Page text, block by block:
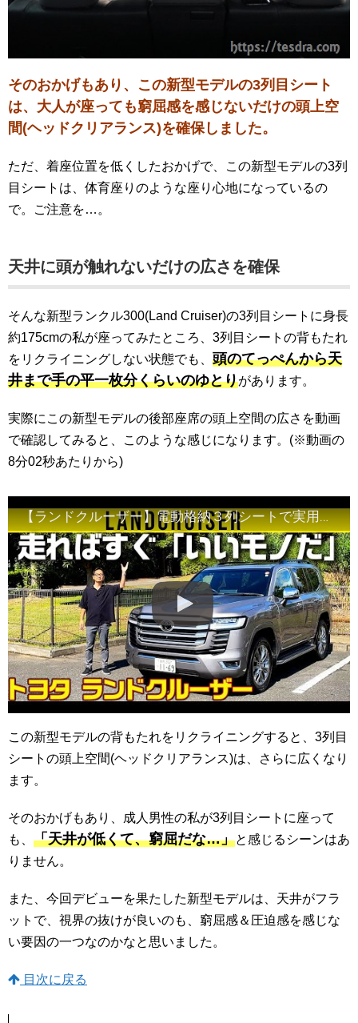
そのおかげもあり、この新型モデルの3列目シート
は、大人が座っても窮屈感を感じないだけの頭上空
間(ヘッドクリアランス)を確保しました。
ただ、着座位置を低くしたおかげで、この新型モデルの3列
目シートは、体育座りのような座り心地になっているの
で。ご注意を…。
天井に頭が触れないだけの広さを確保
そんな新型ランクル300(Land Cruiser)の3列目シートに身長
約175cmの私が座ってみたところ、3列目シートの背もたれ
をリクライニングしない状態でも、 頭のてっぺんから天
井まで手の平一枚分くらいのゆとりがあります。
実際にこの新型モデルの後部座席の頭上空間の広さを動画
で確認してみると、このような感じになります。(※動画の
8分02秒あたりから)
【ランドクルーザー】電動格納３列シートで実用性も高い ※E-KDSSについて訂正あり。概要欄をご覧ください
この新型モデルの背もたれをリクライニングすると、3列目
シートの頭上空間(ヘッドクリアランス)は、さらに広くなり
ます。
そのおかげもあり、成人男性の私が3列目シートに座って
も、 「天井が低くて、窮屈だな…」と感じるシーンはあ
りません。
また、今回デビューを果たした新型モデルは、天井がフラ
ットで、視界の抜けが良いのも、窮屈感＆圧迫感を感じな
い要因の一つなのかなと思いました。
目次に戻る